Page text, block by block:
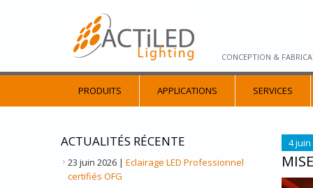
CONCEPTION &
PRODUITS APPLICATIONS SERVICES
4 juin
ACTUALITÉS RÉCENTE
23 juin 2026 | Eclairage LED Professionnel
certifiés OFG